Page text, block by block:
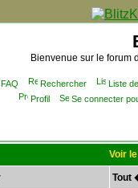
Bienvenue sur le forum
FAQ Rechercher
Liste
Profil
Se connecter
Voir
Tout